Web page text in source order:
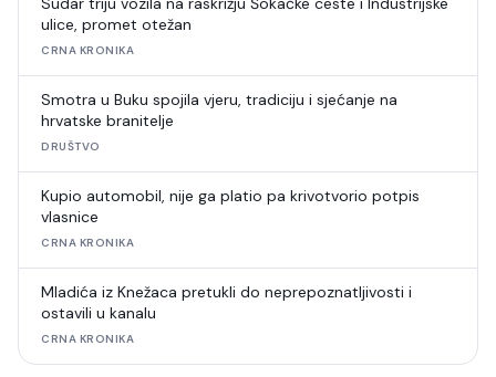
ulice, promet otežan
CRNA KRONIKA
Smotra u Buku spojila vjeru, tradiciju i sjećanje na
hrvatske branitelje
DRUŠTVO
Kupio automobil, nije ga platio pa krivotvorio potpis
vlasnice
CRNA KRONIKA
Mladića iz Knežaca pretukli do neprepoznatljivosti i
ostavili u kanalu
CRNA KRONIKA